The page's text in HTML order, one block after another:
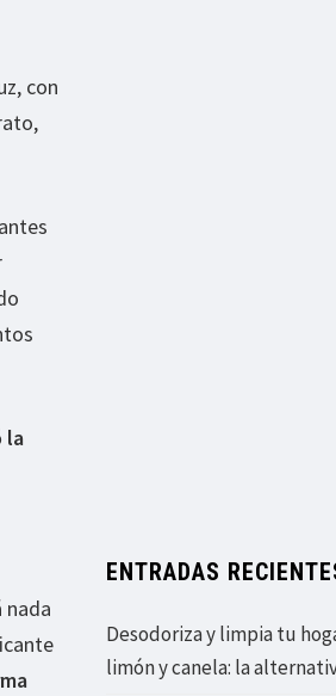
con
la
nada
ENTRADAS
Desodoriza y limpia tu
limón y canela: la